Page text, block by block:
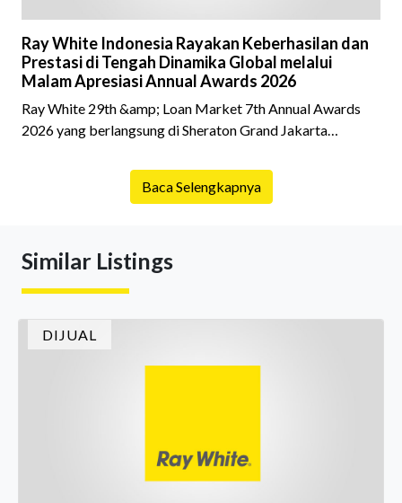
Ray White Indonesia Rayakan Keberhasilan dan
Prestasi di Tengah Dinamika Global melalui
Malam Apresiasi Annual Awards 2026
Ray White 29th &amp; Loan Market 7th Annual Awards
2026 yang berlangsung di Sheraton Grand Jakarta
istimewa bagi para pelaku industri properti dan keuangan.
Lebih dari 400 marketing executives dan principals
menghidupkan suasana, acara ini dihadiri oleh Country
Baca Selengkapnya
Similar Listings
DIJUAL